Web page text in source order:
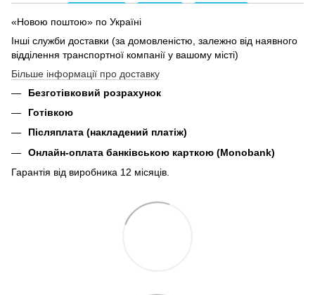
«Новою поштою» по Україні
Інші служби доставки (за домовленістю, залежно від наявного
відділення транспортної компанії у вашому місті)
Більше інформації про доставку
Безготівковий розрахунок
Готівкою
Післяплата (накладений платіж)
Онлайн-оплата банківською карткою (Monobank)
Гарантія від виробника 12 місяців.